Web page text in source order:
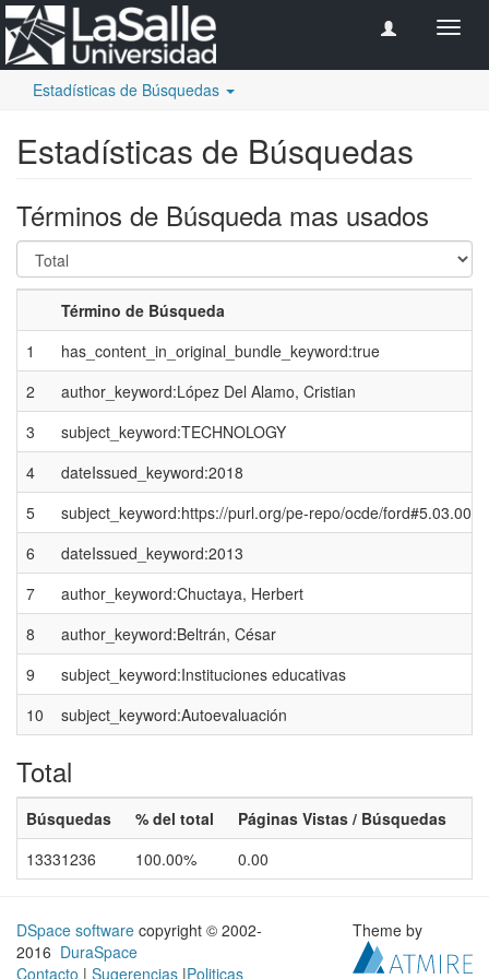
Estadísticas de Búsquedas
Estadísticas de Búsquedas
Términos de Búsqueda mas usados
Término de Búsqueda
1
has_content_in_original_bundle_keyword:true
2
author_keyword:López Del Alamo, Cristian
3
subject_keyword:TECHNOLOGY
4
dateIssued_keyword:2018
5
subject_keyword:https://purl.org/pe-repo/ocde/ford#5.03.00
6
dateIssued_keyword:2013
7
author_keyword:Chuctaya, Herbert
8
author_keyword:Beltrán, César
9
subject_keyword:Instituciones educativas
10
subject_keyword:Autoevaluación
Total
Búsquedas % del total
Páginas Vistas / Búsquedas
13331236
100.00% 0.00
DSpace software copyright © 2002-
2016 DuraSpace
Contacto | Sugerencias |Politicas
Theme by